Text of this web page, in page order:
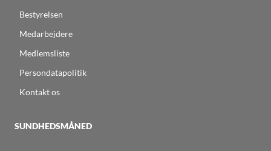
Bestyrelsen
Medarbejdere
Medlemsliste
Persondatapolitik
Kontakt os
SUNDHEDSMÅNED